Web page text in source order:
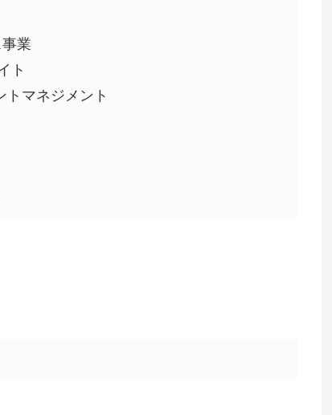
業
ト
マネジメント